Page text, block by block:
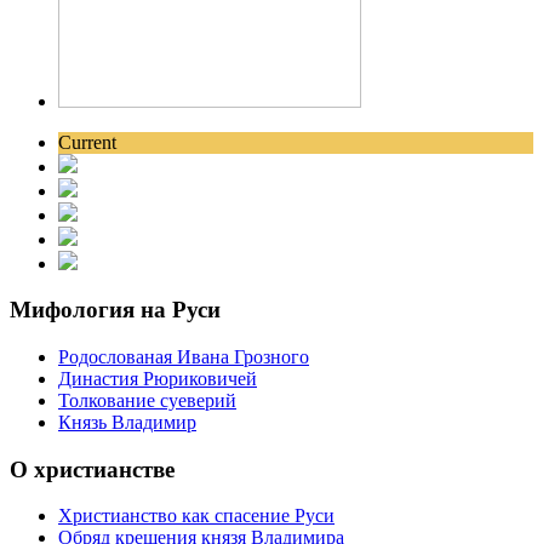
Current
Мифология на Руси
Родослованая Ивана Грозного
Династия Рюриковичей
Толкование суеверий
Князь Владимир
О христианстве
Христианство как спасение Руси
Обряд крещения князя Владимира